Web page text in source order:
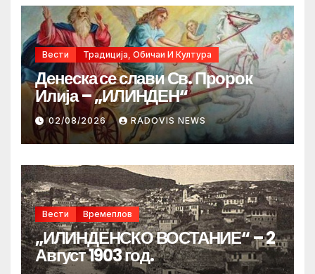
Вести Традиција, Обичаи И Култура
Денеска се слави Св. Пророк
Илија – „ИЛИНДЕН“
02/08/2026 RADOVIS NEWS
Вести Времеплов
„ИЛИНДЕНСКО ВОСТАНИЕ“ – 2
Август 1903 год.